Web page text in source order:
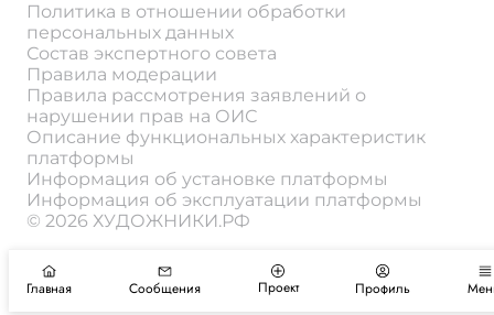
Политика в отношении обработки
персональных данных
Состав экспертного совета
Правила модерации
Правила рассмотрения заявлений о
нарушении прав на ОИС
Описание функциональных характеристик
платформы
Информация об установке платформы
Информация об эксплуатации платформы
© 2026 ХУДОЖНИКИ.РФ
Главная Сообщения Проект Профиль